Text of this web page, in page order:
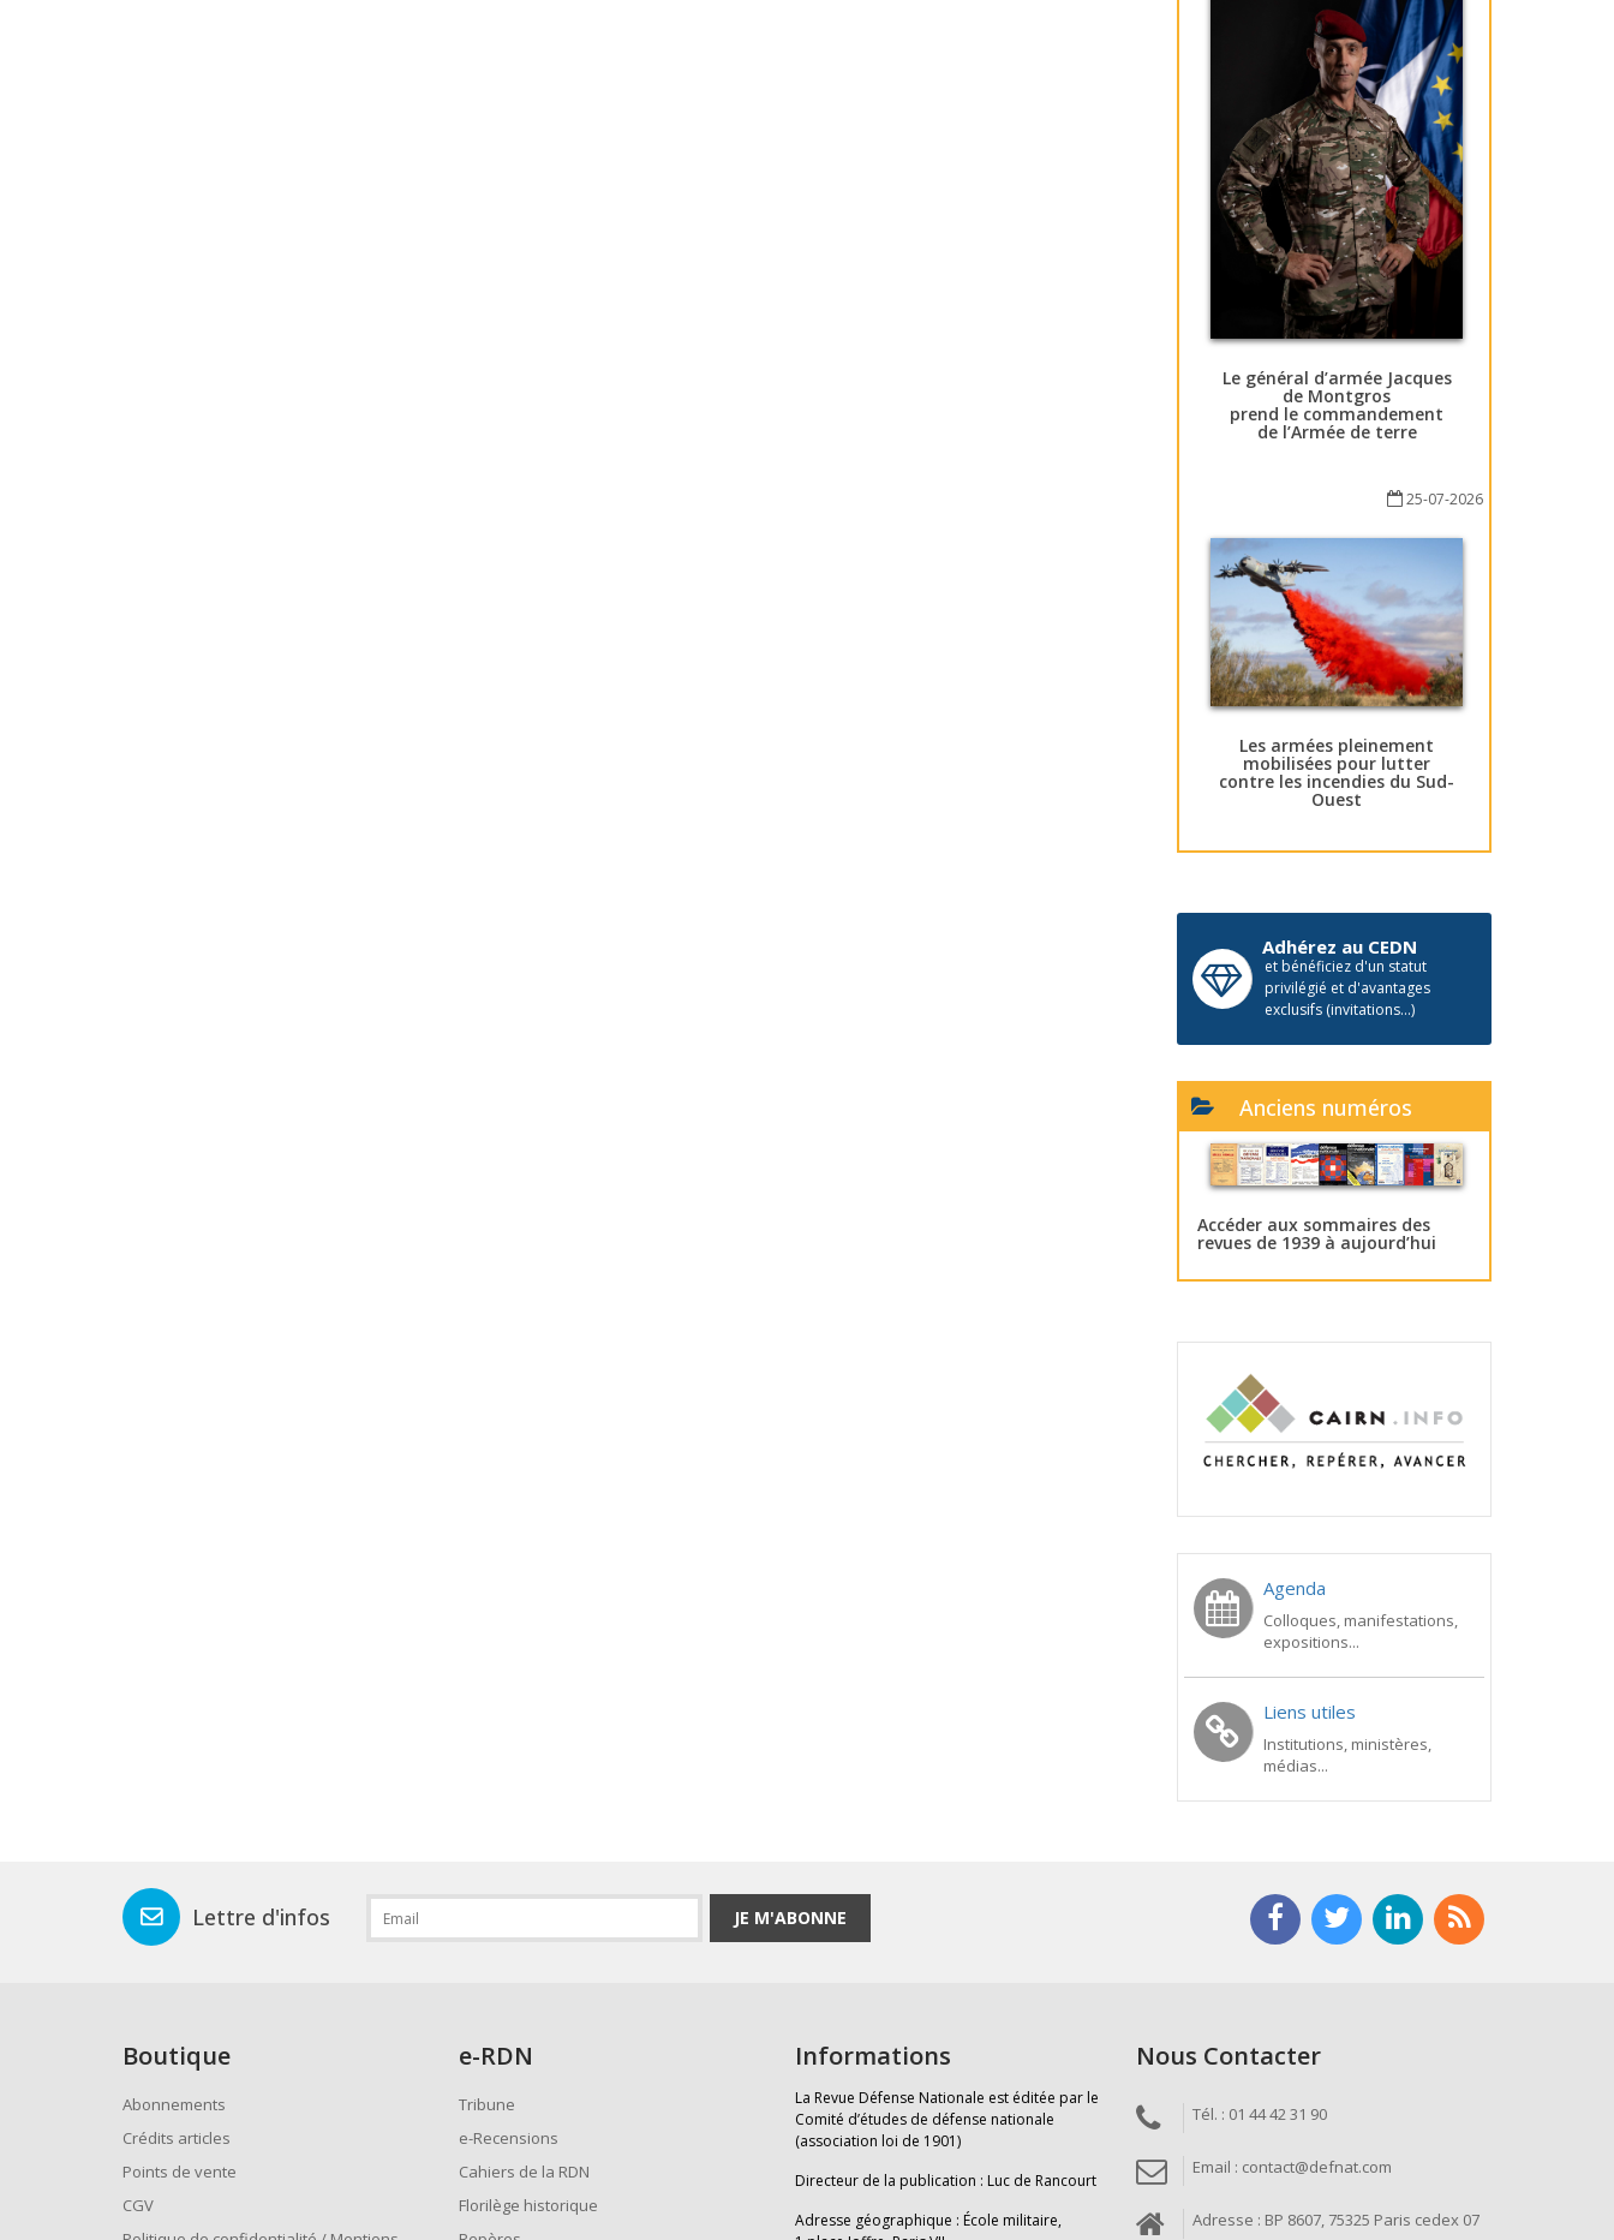
Le général d’armée Jacques
de Montgros
prend le commandement
de l’Armée de terre
25-07-2026
Les armées pleinement
mobilisées pour lutter
contre les incendies du Sud-
Ouest
Adhérez au CEDN
et bénéficiez d'un statut
privilégié et d'avantages
exclusifs (invitations...)
Anciens numéros
Accéder aux sommaires des
revues de 1939 à aujourd’hui
Agenda
Colloques, manifestations,
expositions...
Liens utiles
Institutions, ministères,
médias...
Lettre d'infos JE M'ABONNE
Boutique
Abonnements
Crédits articles
Points de vente
CGV
e-RDN
Tribune
e-Recensions
Cahiers de la RDN
Florilège historique
Informations
La Revue Défense Nationale est éditée par le
Comité d’études de défense nationale
(association loi de 1901)
Directeur de la publication : Luc de Rancourt
Adresse géographique : École militaire,
Nous Contacter
Tél. : 01 44 42 31 90
Email : contact@defnat.com
Adresse : BP 8607, 75325 Paris cedex 07